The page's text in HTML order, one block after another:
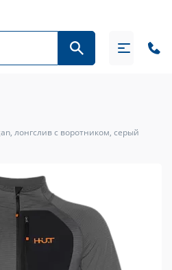
за оружием
лонгслив с воротником, серый